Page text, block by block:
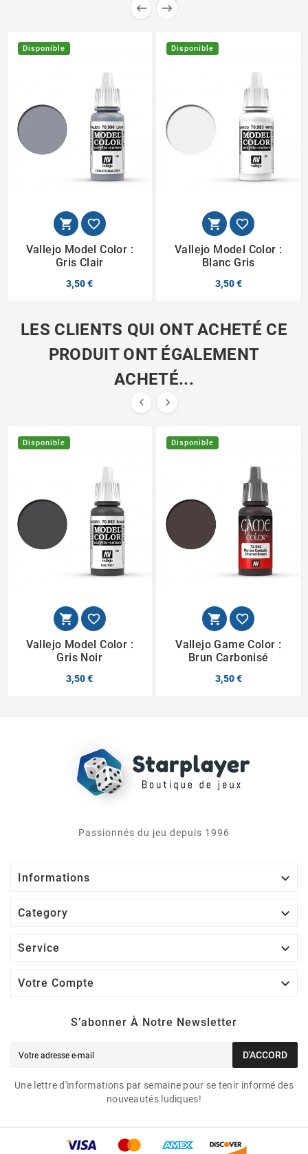
 
Disponible
 
Vallejo Model Color :
Gris Clair
3,50 €
Disponible
 
Vallejo Model Color :
Blanc Gris
3,50 €
LES CLIENTS QUI ONT ACHETÉ CE
PRODUIT ONT ÉGALEMENT
ACHETÉ...
 
Disponible
 
Vallejo Model Color :
Gris Noir
3,50 €
Disponible
 
Vallejo Game Color :
Brun Carbonisé
3,50 €
Passionnés du jeu depuis 1996
Informations 
Category 
Service 
Votre Compte 
S’abonner À Notre Newsletter
D'ACCORD
Une lettre d'informations par semaine pour se tenir informé des
nouveautés ludiques!